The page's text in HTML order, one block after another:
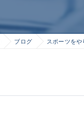
ブログ スポーツをや